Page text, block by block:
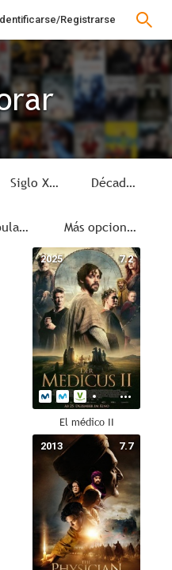
Registrarse
Siglo XI Década
Más populares Más opciones
7.2
2025
El médico II
7.7
2013